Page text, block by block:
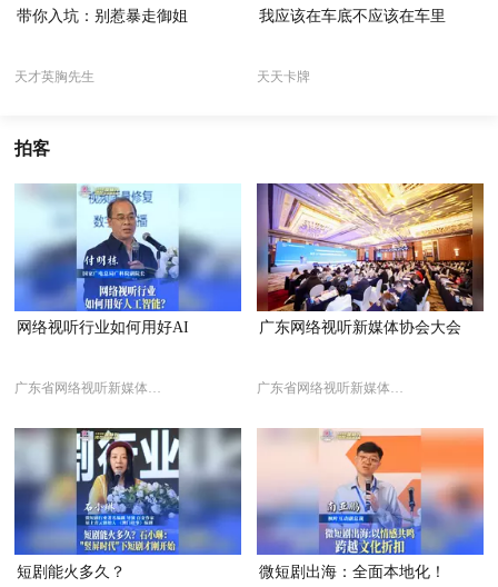
带你入坑：别惹暴走御姐
天才英胸先生
我应该在车底不应该在车里
天天卡牌
拍客
网络视听行业如何用好AI
广东省网络视听新媒体协会
广东网络视听新媒体协会大会
广东省网络视听新媒体协会
短剧能火多久？ 微短剧出海：全面本地化！